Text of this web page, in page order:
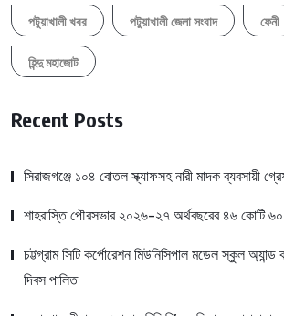
পটুয়াখালী খবর পটুয়াখালী জেলা সংবাদ ফেনী
হিন্দু মহাজোট
Recent Posts
সিরাজগঞ্জে ১০৪ বোতল স্ক্যাফসহ নারী মাদক ব্যবসায়ী
শাহরাস্তি পৌরসভার ২০২৬-২৭ অর্থবছরের ৪৬ কোটি ৬০
চট্টগ্রাম সিটি কর্পোরেশন মিউনিসিপাল মডেল স্কুল
দিবস পালিত